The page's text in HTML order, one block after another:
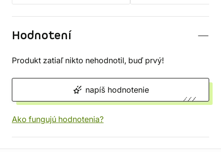
Hodnotení
Produkt zatiaľ nikto nehodnotil, buď prvý!
napíš hodnotenie
Ako fungujú hodnotenia?